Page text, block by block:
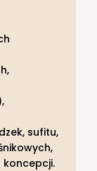
sufitu,